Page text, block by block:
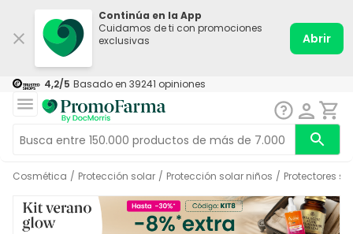
Continúa en la App
Cuidamos de ti con promociones
exclusivas
Abrir
4,2/5 Basado en 39241 opiniones
Cosmética / Protección solar / Protección solar niños / Protectores